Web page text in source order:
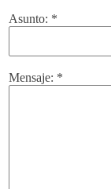
Asunto: *
Mensaje: *